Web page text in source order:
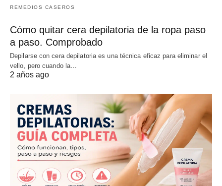
REMEDIOS CASEROS
Cómo quitar cera depilatoria de la ropa paso
a paso. Comprobado
Depilarse con cera depilatoria es una técnica eficaz para eliminar el
vello, pero cuando la…
2 años ago